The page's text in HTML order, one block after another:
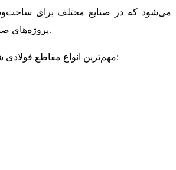
می‌شود که در صنایع مختلف برای
پروژه‌های صنعتی استفاده می‌شوند.
مهم‌ترین انواع مقاطع فولادی شامل موارد زیر هستند: